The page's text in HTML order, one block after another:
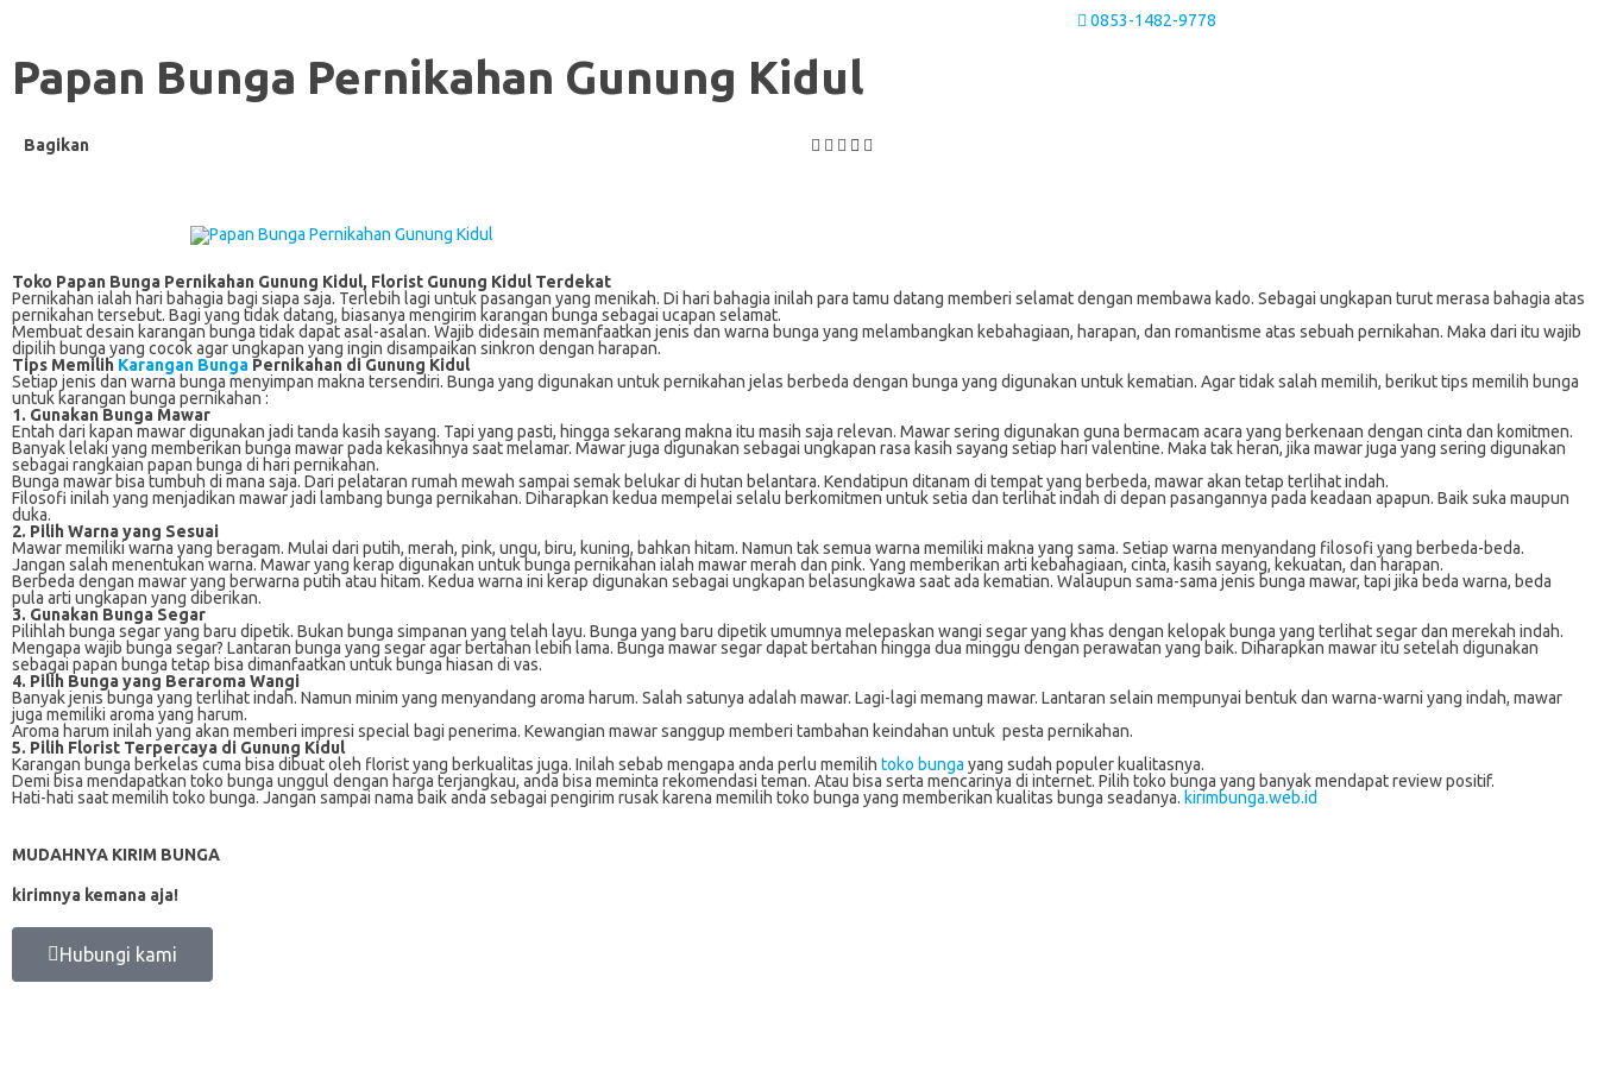
0853-1482-9778
Papan Bunga Pernikahan Gunung Kidul
Bagikan
Toko Papan Bunga Pernikahan Gunung Kidul, Florist Gunung Kidul Terdekat
Pernikahan ialah hari bahagia bagi siapa saja. Terlebih lagi untuk pasangan yang menikah. Di hari bahagia inilah para tamu datang memberi selamat dengan membawa kado. Sebagai ungkapan turut merasa bahagia atas
pernikahan tersebut. Bagi yang tidak datang, biasanya mengirim karangan bunga sebagai ucapan selamat.
Membuat desain karangan bunga tidak dapat asal-asalan. Wajib didesain memanfaatkan jenis dan warna bunga yang melambangkan kebahagiaan, harapan, dan romantisme atas sebuah pernikahan. Maka dari itu wajib
dipilih bunga yang cocok agar ungkapan yang ingin disampaikan sinkron dengan harapan.
Tips Memilih Karangan Bunga Pernikahan di Gunung Kidul
Setiap jenis dan warna bunga menyimpan makna tersendiri. Bunga yang digunakan untuk pernikahan jelas berbeda dengan bunga yang digunakan untuk kematian. Agar tidak salah memilih, berikut tips memilih bunga
untuk karangan bunga pernikahan :
1. Gunakan Bunga Mawar
Entah dari kapan mawar digunakan jadi tanda kasih sayang. Tapi yang pasti, hingga sekarang makna itu masih saja relevan. Mawar sering digunakan guna bermacam acara yang berkenaan dengan cinta dan komitmen.
Banyak lelaki yang memberikan bunga mawar pada kekasihnya saat melamar. Mawar juga digunakan sebagai ungkapan rasa kasih sayang setiap hari valentine. Maka tak heran, jika mawar juga yang sering digunakan
sebagai rangkaian papan bunga di hari pernikahan.
Bunga mawar bisa tumbuh di mana saja. Dari pelataran rumah mewah sampai semak belukar di hutan belantara. Kendatipun ditanam di tempat yang berbeda, mawar akan tetap terlihat indah.
Filosofi inilah yang menjadikan mawar jadi lambang bunga pernikahan. Diharapkan kedua mempelai selalu berkomitmen untuk setia dan terlihat indah di depan pasangannya pada keadaan apapun. Baik suka maupun
duka.
2. Pilih Warna yang Sesuai
Mawar memiliki warna yang beragam. Mulai dari putih, merah, pink, ungu, biru, kuning, bahkan hitam. Namun tak semua warna memiliki makna yang sama. Setiap warna menyandang filosofi yang berbeda-beda.
Jangan salah menentukan warna. Mawar yang kerap digunakan untuk bunga pernikahan ialah mawar merah dan pink. Yang memberikan arti kebahagiaan, cinta, kasih sayang, kekuatan, dan harapan.
Berbeda dengan mawar yang berwarna putih atau hitam. Kedua warna ini kerap digunakan sebagai ungkapan belasungkawa saat ada kematian. Walaupun sama-sama jenis bunga mawar, tapi jika beda warna, beda
pula arti ungkapan yang diberikan.
3. Gunakan Bunga Segar
Pilihlah bunga segar yang baru dipetik. Bukan bunga simpanan yang telah layu. Bunga yang baru dipetik umumnya melepaskan wangi segar yang khas dengan kelopak bunga yang terlihat segar dan merekah indah.
Mengapa wajib bunga segar? Lantaran bunga yang segar agar bertahan lebih lama. Bunga mawar segar dapat bertahan hingga dua minggu dengan perawatan yang baik. Diharapkan mawar itu setelah digunakan
sebagai papan bunga tetap bisa dimanfaatkan untuk bunga hiasan di vas.
4. Pilih Bunga yang Beraroma Wangi
Banyak jenis bunga yang terlihat indah. Namun minim yang menyandang aroma harum. Salah satunya adalah mawar. Lagi-lagi memang mawar. Lantaran selain mempunyai bentuk dan warna-warni yang indah, mawar
juga memiliki aroma yang harum.
Aroma harum inilah yang akan memberi impresi special bagi penerima. Kewangian mawar sanggup memberi tambahan keindahan untuk pesta pernikahan.
5. Pilih Florist Terpercaya di Gunung Kidul
Karangan bunga berkelas cuma bisa dibuat oleh florist yang berkualitas juga. Inilah sebab mengapa anda perlu memilih toko bunga yang sudah populer kualitasnya.
Demi bisa mendapatkan toko bunga unggul dengan harga terjangkau, anda bisa meminta rekomendasi teman. Atau bisa serta mencarinya di internet. Pilih toko bunga yang banyak mendapat review positif.
Hati-hati saat memilih toko bunga. Jangan sampai nama baik anda sebagai pengirim rusak karena memilih toko bunga yang memberikan kualitas bunga seadanya. kirimbunga.web.id
MUDAHNYA KIRIM BUNGA
kirimnya kemana aja!
Hubungi kami